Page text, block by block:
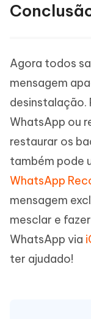
Agora todos
mensagem
desinstalação.
WhatsApp ou
restaurar os
também pode
WhatsApp
mensagem
mesclar e
WhatsApp via
ter ajudado!